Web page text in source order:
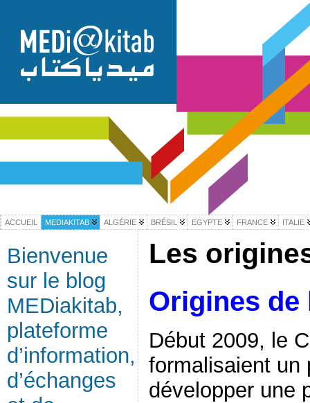
ACCUEIL MEDIAKITAB ALGÉRIE BRÉSIL EGYPTE FRANCE ITALIE
Bienvenue
sur le blog
MEDiakitab,
plateforme
d’information,
d’échanges
Les
Origines de
Début 2009, le
formalisaient un
développer une